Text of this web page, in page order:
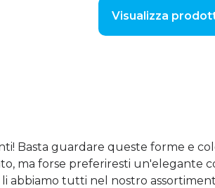
Visualizza
Basta guardare queste forme e
ma forse preferiresti un'elegante
abbiamo tutti nel nostro